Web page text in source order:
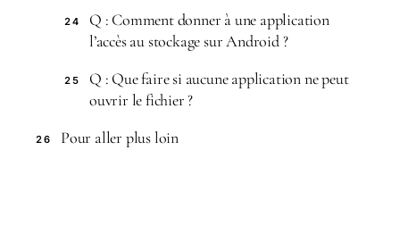
24
Q : Comment donner à une application
l’accès au stockage sur Android ?
25
Q : Que faire si aucune application ne peut
ouvrir le fichier ?
26 Pour aller plus loin